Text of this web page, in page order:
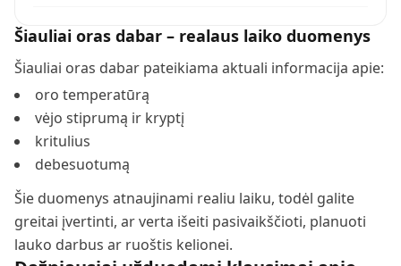
Šiauliai oras dabar – realaus laiko duomenys
Šiauliai oras dabar pateikiama aktuali informacija apie:
oro temperatūrą
vėjo stiprumą ir kryptį
kritulius
debesuotumą
Šie duomenys atnaujinami realiu laiku, todėl galite
greitai įvertinti, ar verta išeiti pasivaikščioti, planuoti
lauko darbus ar ruoštis kelionei.